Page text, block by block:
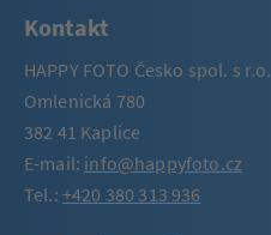
Kontakt
HAPPY FOTO Česko spol. s r.o.
Omlenická 780
382 41 Kaplice
E-mail: info@happyfoto.cz
Tel.: +420 380 313 936